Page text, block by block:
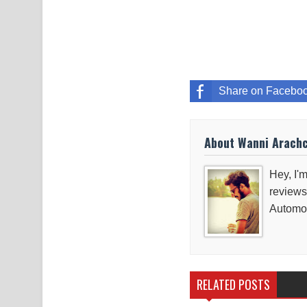
Share on
About Wanni
Hey,
RELATED POSTS